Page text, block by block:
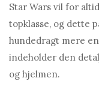
Star Wars vil for
topklasse, og dette
hundedragt mere
indeholder den
og hjelmen.